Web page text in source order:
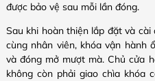
được bảo vệ sau mỗi lần đóng.
Sau khi hoàn thiện lắp đặt và
cùng nhân viên, khóa vận hành
và đóng mở mượt mà. Chủ cửa
không còn phải giao chìa khóa